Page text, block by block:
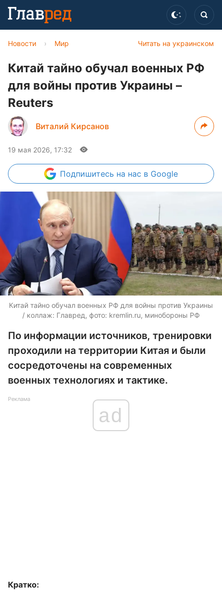
Читать на украинском
Новости › Мир
Китай тайно обучал военных РФ
для войны против Украины –
Reuters
Виталий Кирсанов
19 мая 2026, 17:32
Подпишитесь на нас в Google
Китай тайно обучал военных РФ для войны против Украины
/ коллаж: Главред, фото: kremlin.ru, минобороны РФ
По информации источников, тренировки
проходили на территории Китая и были
сосредоточены на современных
военных технологиях и тактике.
Реклама
ad
Кратко: